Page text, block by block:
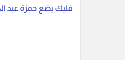
فليك يضع حمزة عبد